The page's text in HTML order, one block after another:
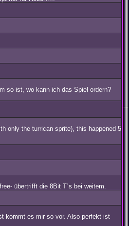
so ist, wo kann ich das Spiel ordern?
only the turrican sprite), this happened 5
übertrifft die 8Bit T´s bei weitem.
kommt es mir so vor. Also perfekt ist